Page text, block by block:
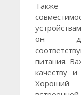
Также
он
питания.
качеству
Хороший